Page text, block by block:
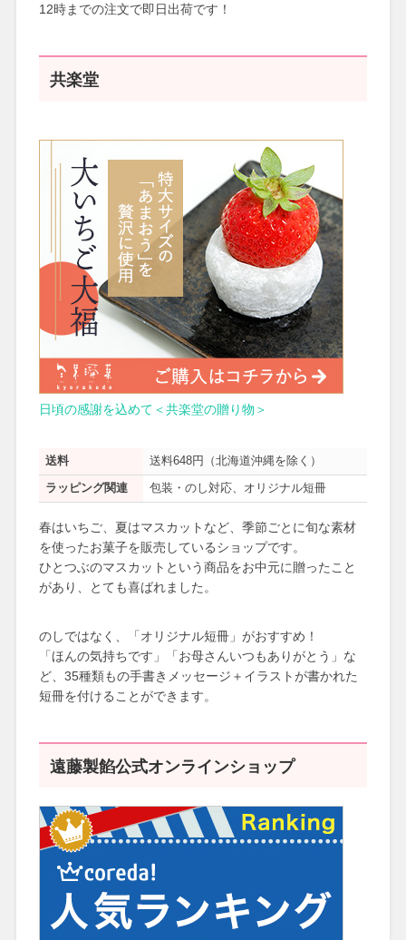
12時までの注文で即日出荷です！
共楽堂
日頃の感謝を込めて＜共楽堂の贈り物＞
送料 送料648円（北海道沖縄を除く）
ラッピング関連 包装・のし対応、オリジナル短冊
春はいちご、夏はマスカットなど、季節ごとに旬な素材
を使ったお菓子を販売しているショップです。
ひとつぶのマスカットという商品をお中元に贈ったこと
があり、とても喜ばれました。
のしではなく、「オリジナル短冊」がおすすめ！
「ほんの気持ちです」「お母さんいつもありがとう」な
ど、35種類もの手書きメッセージ＋イラストが書かれた
短冊を付けることができます。
遠藤製餡公式オンラインショップ